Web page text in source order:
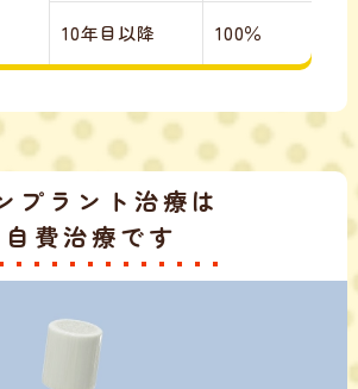
10年目以降 100％
プラント治療は
自費治療です